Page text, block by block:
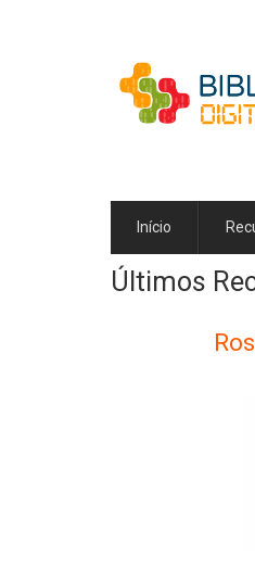
Início
Últimos